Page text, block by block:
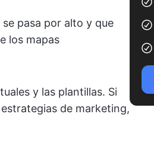
pasa por alto y que
los mapas
y las plantillas. Si
de marketing,